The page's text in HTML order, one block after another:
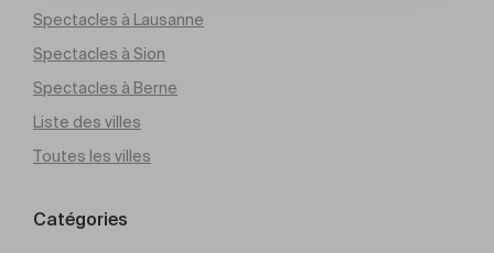
Spectacles à Lausanne
Spectacles à Sion
Spectacles à Berne
Liste des villes
Toutes les villes
Catégories